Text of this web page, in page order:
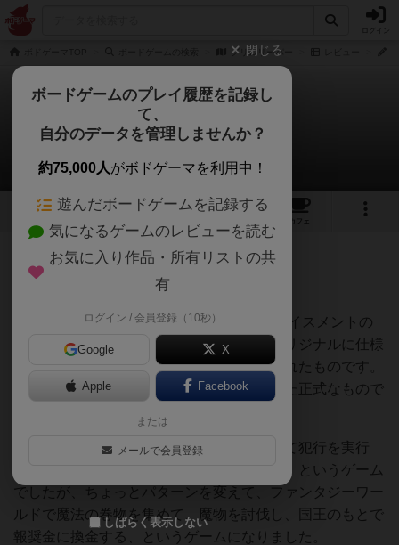
グリムリーパー
グリムリーパー
Bluebearさんのレビュー
8 3
カフェ
752名 1名 0 9年弱前
2009年にドイツで発売されたワーカープレイスメントの
傑作『ラングフィンガー』が、日本語版オリジナルに仕様
変更して『グリムリーパー』として再販されたものです。
（ちなみに作者自らの手によって変更された正式なもので
オリジナル版は、泥棒が盗みの道具を揃えて犯行を実行
し、その後それを換金して勝利点に変える、というゲーム
でしたが、ちょっとパターンを変えて、ファンタジーワー
ルドで魔法の巻物を集めて、魔物を討伐し、国王のもとで
報奨金に換金する、というゲームになりました。
閉じる
ボードゲームのプレイ履歴を記録し
て、
自分のデータを管理しませんか？
約75,000人がボドゲーマを利用中！
遊んだボードゲームを記録する
気になるゲームのレビューを読む
お気に入り作品・所有リストの共
有
ログイン / 会員登録（10秒）
Google X
Apple Facebook
または
メールで会員登録
しばらく表示しない